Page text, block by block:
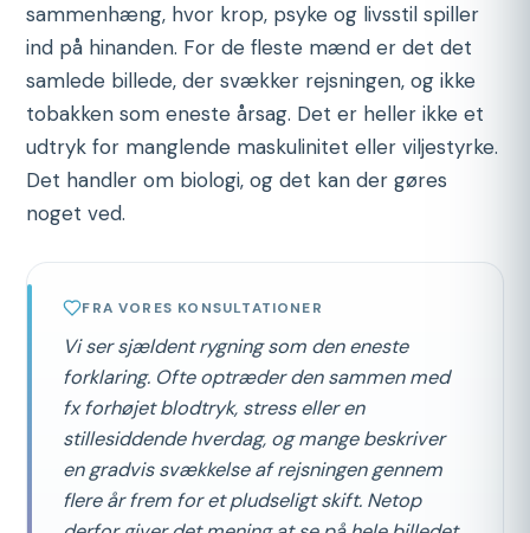
sammenhæng, hvor krop, psyke og livsstil spiller
ind på hinanden. For de fleste mænd er det det
samlede billede, der svækker rejsningen, og ikke
tobakken som eneste årsag. Det er heller ikke et
udtryk for manglende maskulinitet eller viljestyrke.
Det handler om biologi, og det kan der gøres
noget ved.
FRA VORES KONSULTATIONER
Vi ser sjældent rygning som den eneste
forklaring. Ofte optræder den sammen med
fx forhøjet blodtryk, stress eller en
stillesiddende hverdag, og mange beskriver
en gradvis svækkelse af rejsningen gennem
flere år frem for et pludseligt skift. Netop